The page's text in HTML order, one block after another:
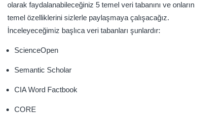
olarak faydalanabileceğiniz 5 temel veri tabanını ve onların
temel özelliklerini sizlerle paylaşmaya çalışacağız.
İnceleyeceğimiz başlıca veri tabanları şunlardır:
ScienceOpen
Semantic Scholar
CIA Word Factbook
CORE